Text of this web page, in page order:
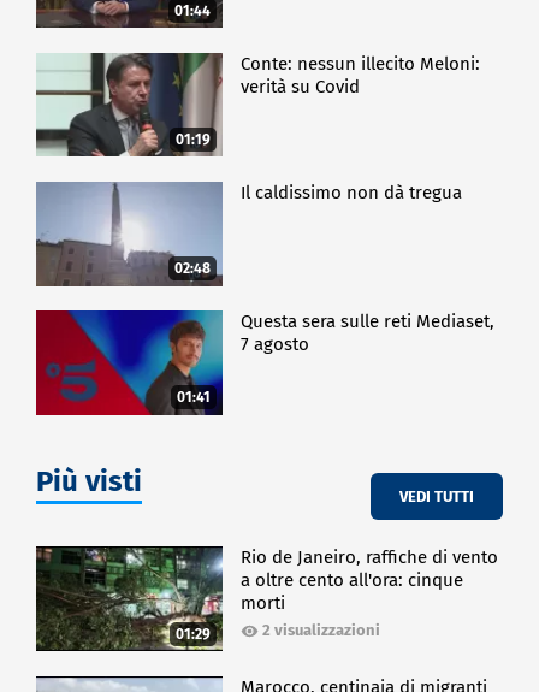
01:44
01:19
Conte: nessun illecito Meloni:
verità su Covid
02:48
Il caldissimo non dà tregua
01:41
Questa sera sulle reti Mediaset,
7 agosto
Più visti VEDI TUTTI
01:29
Rio de Janeiro, raffiche di vento
a oltre cento all'ora: cinque
morti
2 visualizzazioni
Marocco, centinaia di migranti